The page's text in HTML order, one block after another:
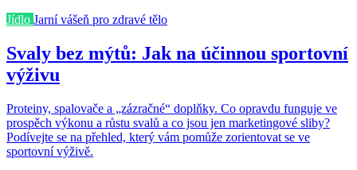
Jídlo Jarní vášeň pro zdravé tělo
Svaly bez mýtů: Jak na účinnou sportovní
výživu
Proteiny, spalovače a „zázračné“ doplňky. Co opravdu funguje ve
prospěch výkonu a růstu svalů a co jsou jen marketingové sliby?
Podívejte se na přehled, který vám pomůže zorientovat se ve
sportovní výživě.